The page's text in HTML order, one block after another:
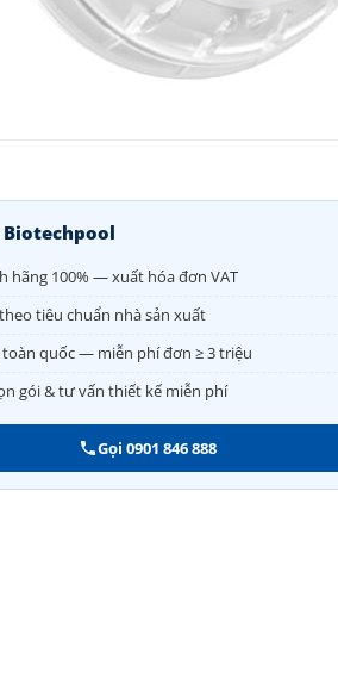
Biotechpool
hãng 100% — xuất hóa đơn VAT
tiêu chuẩn nhà sản xuất
toàn quốc — miễn phí đơn ≥ 3 triệu
gói & tư vấn thiết kế miễn phí
Gọi 0901 846 888